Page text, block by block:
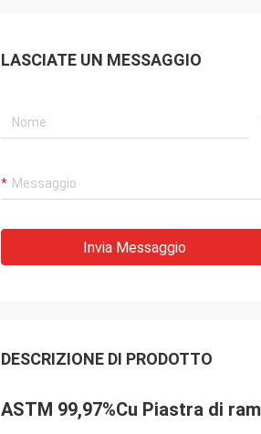
LASCIATE UN MESSAGGIO
Invia Messaggio
DESCRIZIONE DI PRODOTTO
ASTM 99,97%Cu Piastra di